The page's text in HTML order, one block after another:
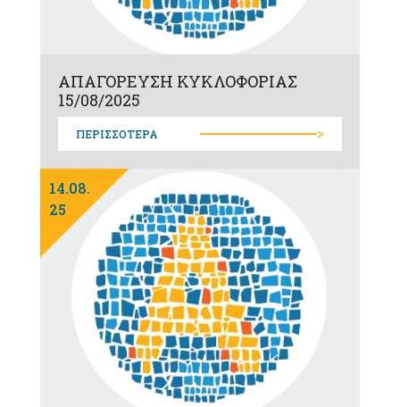
ΑΠΑΓΟΡΕΥΣΗ ΚΥΚΛΟΦΟΡΙΑΣ
15/08/2025
ΠΕΡΙΣΣΟΤΕΡΑ >
14.08.
25